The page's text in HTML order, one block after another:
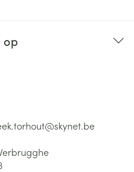
op
skynet.be